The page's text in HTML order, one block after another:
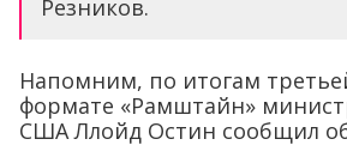
Резников.
Напомним, по итогам
формате «Рамштайн»
США Ллойд Остин сообщил